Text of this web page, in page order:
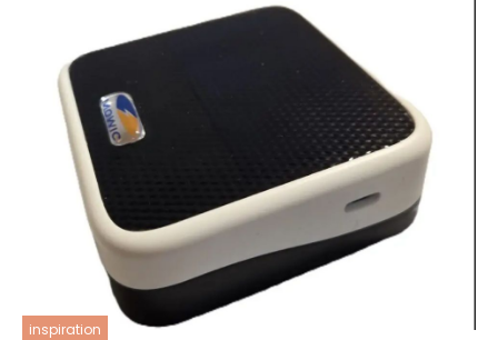
inspiration